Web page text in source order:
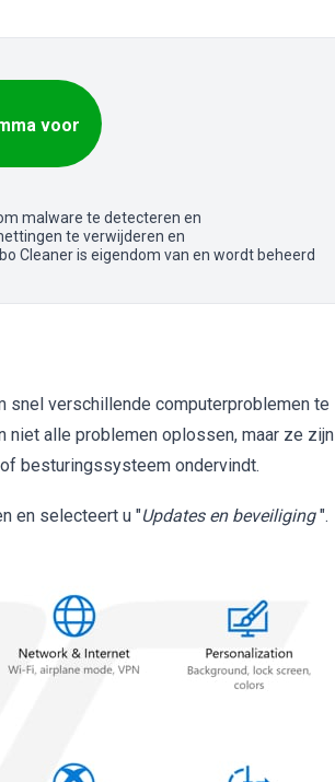
voor
malware te detecteren en
te verwijderen en
Cleaner is eigendom van en wordt beheerd
verschillende computerproblemen te
alle problemen oplossen, maar ze zijn
besturingssysteem ondervindt.
en selecteert u "Updates en beveiliging ".